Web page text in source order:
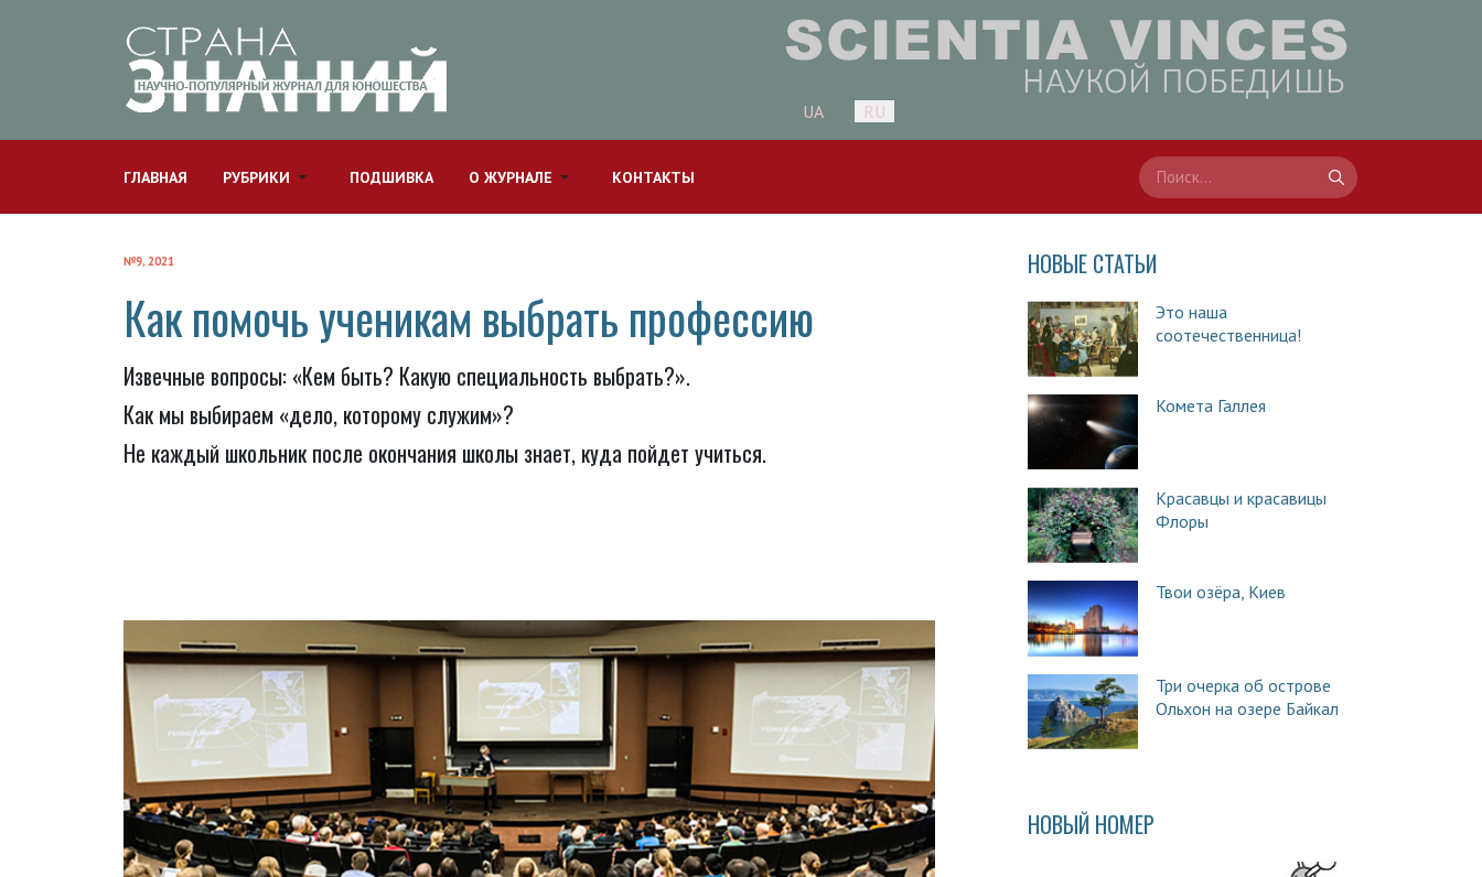
Выберите язык
UA RU
ГЛАВНАЯ РУБРИКИ ПОДШИВКА О ЖУРНАЛЕ КОНТАКТЫ
№9, 2021
Как помочь ученикам выбрать профессию
Извечные вопросы: «Кем быть? Какую специальность выбрать?».
Как мы выбираем «дело, которому служим»?
Не каждый школьник после окончания школы знает, куда пойдет учиться.
НОВЫЕ СТАТЬИ
Это наша
соотечественница!
Комета Галлея
Красавцы и красавицы
Флоры
Твои озёра, Киев
Три очерка об острове
Ольхон на озере Байкал
НОВЫЙ НОМЕР